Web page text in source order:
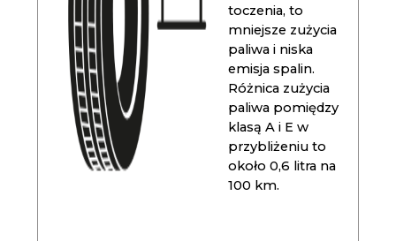
toczenia, to
mniejsze zużycia
paliwa i niska
emisja spalin.
Różnica zużycia
paliwa pomiędzy
klasą A i E w
przybliżeniu to
około 0,6 litra na
100 km.